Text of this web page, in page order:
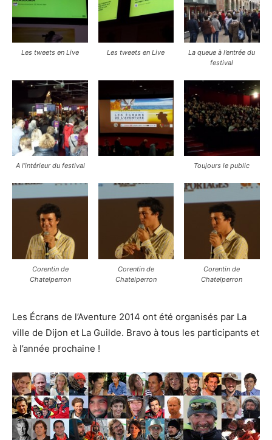
Les tweets en Live Les tweets en Live
La queue à l’entrée du
festival
A l’intérieur du festival Toujours le public
Corentin de
Chatelperron
Corentin de
Chatelperron
Corentin de
Chatelperron
Les Écrans de l’Aventure 2014 ont été organisés par La
ville de Dijon et La Guilde. Bravo à tous les participants et
à l’année prochaine !